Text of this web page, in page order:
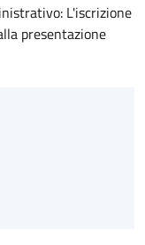
L'iscrizione
presentazione